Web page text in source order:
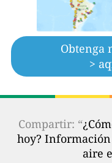
Obtenga
>
Compartir: “
hoy?
aire